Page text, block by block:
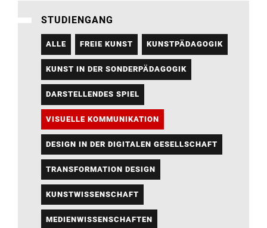
STUDIENGANG
ALLE FREIE KUNST KUNSTPÄDAGOGIK
KUNST IN DER SONDERPÄDAGOGIK
DARSTELLENDES SPIEL
VISUELLE KOMMUNIKATION
DESIGN IN DER DIGITALEN GESELLSCHAFT
TRANSFORMATION DESIGN
KUNSTWISSENSCHAFT
MEDIENWISSENSCHAFTEN